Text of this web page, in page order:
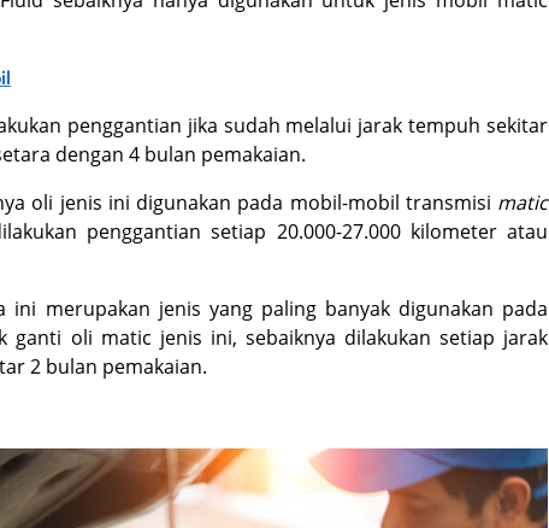
penggantian jika sudah melalui jarak tempuh sekitar
dengan 4 bulan pemakaian.
oli jenis ini digunakan pada mobil-mobil transmisi matic
penggantian setiap 20.000-27.000 kilometer atau
ini merupakan jenis yang paling banyak digunakan pada
ganti oli matic jenis ini, sebaiknya dilakukan setiap jarak
2 bulan pemakaian.